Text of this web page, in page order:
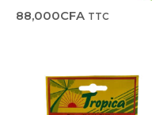
88,000CFA TTC